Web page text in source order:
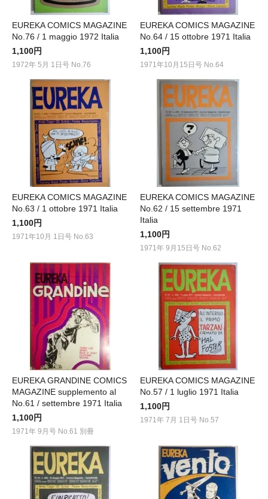
EUREKA COMICS MAGAZINE
No.76 / 1 maggio 1972 Italia
1,100円
1972年 5月 1日号 No.76
EUREKA COMICS MAGAZINE
No.64 / 15 ottobre 1971 Italia
1,100円
1971年10月15日号 No.64
EUREKA COMICS MAGAZINE
No.63 / 1 ottobre 1971 Italia
1,100円
1971年10月 1日号 No.63
EUREKA COMICS MAGAZINE
No.62 / 15 settembre 1971
Italia
1,100円
1971年 9月15日号 No.62
EUREKA GRANDINE COMICS
MAGAZINE supplemento al
No.61 / settembre 1971 Italia
1,100円
1971年 9月号 No.61 別冊
EUREKA COMICS MAGAZINE
No.57 / 1 luglio 1971 Italia
1,100円
1971年 7月 1日号 No.57